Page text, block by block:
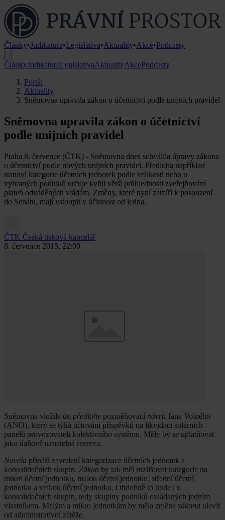
Články•Judikatura•Legislativa•Aktuality•Akce•Podcasty
ČlánkyJudikaturaLegislativaAktualityAkcePodcasty
Portál
Aktuality
Sněmovna upravila zákon o účetnictví podle unijních pravidel
Sněmovna upravila zákon o účetnictví
podle unijních pravidel
Praha 8. července (ČTK) - Sněmovna dnes schválila úpravy zákona
o účetnictví podle nových unijních pravidel. Předloha například
stanoví kategorie účetních jednotek podle velikosti nebo u
vybraných podniků určuje kvůli větší průhlednosti zveřejňování
plateb odváděných vládám. Změny, které nyní zamíří k posouzení
do Senátu, mají vstoupit v účinnost od ledna.
ČTK Česká tisková kancelář
8. července 2015, 22:00
Sněmovna vložila do předlohy pozměňovací návrh Jana Volného
(ANO), který se týká účtování příspěvků na likvidaci solárních
panelů provozovateli kolektivního systému. Měly by se uplatňovat
jako daňově uznatelná rezerva.
Novela přináší zavedení kategorizace účetních jednotek a
konsolidačních skupin. Zákon by tak měl rozlišovat kategorie na
mikro účetní jednotku, malou účetní jednotku, střední účetní
jednotku a velkou účetní jednotku. Obdobně to bude i u
konsolidačních skupin, tedy skupiny podniků ovládaných jedním
vlastníkem. Malým a mikro jednotkám by měla změna zákona ulevit
od administrativní zátěže.